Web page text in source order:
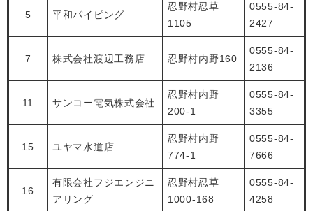
5 平和パイピング
忍野村忍草
1105
0555-84-
2427
7 株式会社渡辺工務店 忍野村内野160
0555-84-
2136
11 サンコー電気株式会社
忍野村内野
200-1
0555-84-
3355
15 ユヤマ水道店
忍野村内野
774-1
0555-84-
7666
16
有限会社フジエンジニ
アリング
忍野村忍草
1000-168
0555-84-
4258